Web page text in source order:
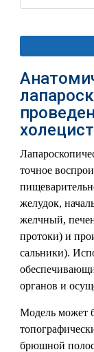
точное
желудок,
желчный,
протоки) и
сальники).
органов и
Модель может
брюшной